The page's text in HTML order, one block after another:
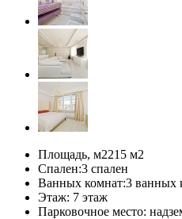
Площадь, м2215 м2
Спален:3 спален
Ванных комнат:3 ванных
Этаж: 7 этаж
Парковочное место: